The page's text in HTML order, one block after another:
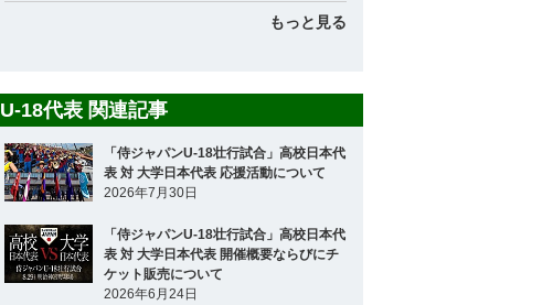
もっと見る
U-18代表 関連記事
「侍ジャパンU-18壮行試合」高校日本代
表 対 大学日本代表 応援活動について
2026年7月30日
「侍ジャパンU-18壮行試合」高校日本代
表 対 大学日本代表 開催概要ならびにチ
ケット販売について
2026年6月24日